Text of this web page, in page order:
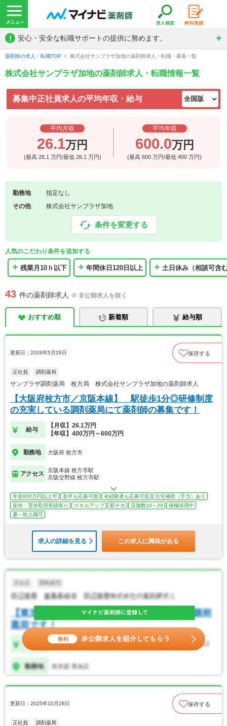
! 安心・安全な転職サポートの提供に努めます。
薬剤師の求人・転職TOP 株式会社サンプラザ加地の薬剤師求人・転職・募集一覧
株式会社サンプラザ加地の薬剤師求人・転職情報一覧
募集中正社員求人の平均年収・給与
平均月収
26.1万円
(最高 26.1 万円/最低 26.1 万円)
平均年収
600.0万円
(最高600万円/最低400万円)
勤務地
指定なし
その他
株式会社サンプラザ加地
条件を変更する
人気のこだわり条件を追加する
残業月10ｈ以下 年間休日120日以上 土日休み（相談可含
43 件の薬剤師求人 ※ 非公開求人を除く
おすすめ順 新着順 給与順
更新日：2026年5月26日 保存する
正社員 調剤薬局
サンプラザ調剤薬局 枚方局 株式会社サンプラザ加地の薬剤師求人
【大阪府枚方市／京阪本線】 駅徒歩1分◎研修制度
の充実している調剤薬局にて薬剤師の募集です！
給与
【月収】26.1万円
【年収】400万円～600万円
勤務地 大阪府 枚方市
アクセス
京阪本線 枚方市駅
京阪交野線 枚方市駅
年収600万円以上可 新卒も応募可能 未経験者も応募可能
住宅補助（手当）あり
産休・育休取得実績有り
スキルアップ 駅チカ 店舗数10～29
積極採用中
夏～秋入職可
求人の詳細を見る この求人に興味がある
更新日：2025年10月28日 保存する
正社員 調剤薬局